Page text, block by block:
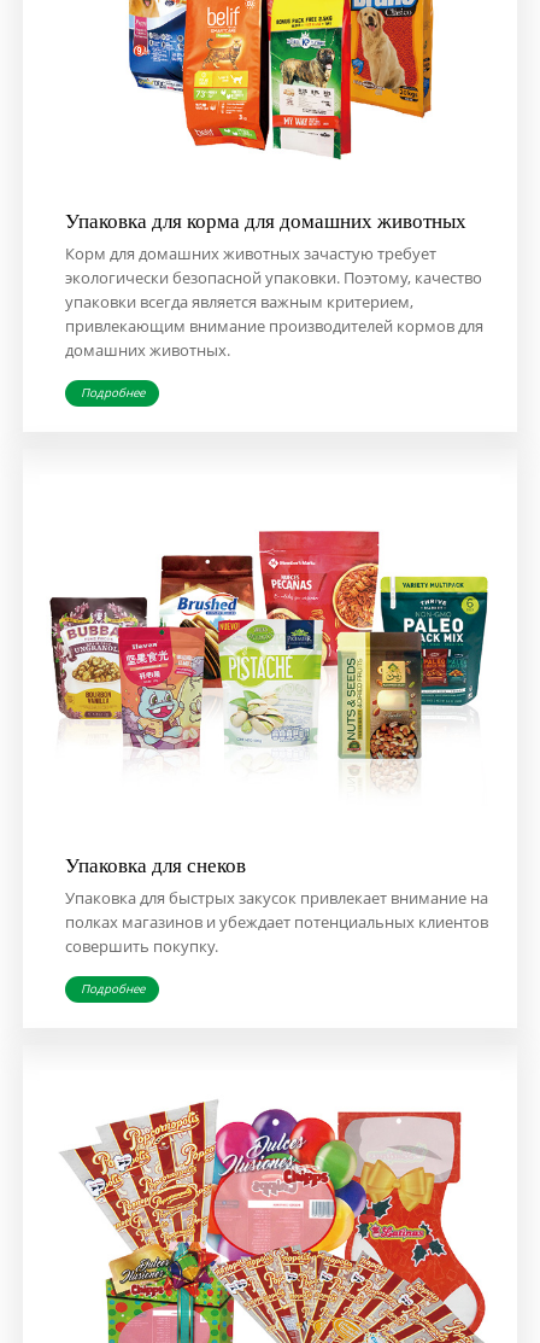
Упаковка для корма для домашних животных
Корм для домашних животных зачастую требует
экологически безопасной упаковки. Поэтому, качество
упаковки всегда является важным критерием,
привлекающим внимание производителей кормов для
домашних животных.
Подробнее
Упаковка для снеков
Упаковка для быстрых закусок привлекает внимание на
полках магазинов и убеждает потенциальных клиентов
совершить покупку.
Подробнее